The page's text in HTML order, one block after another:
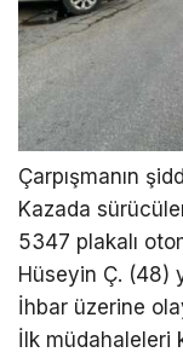
Çarpışmanın
Kazada
5347 plakalı
Hüseyin Ç. (48)
İhbar üzerine
İlk müdahaleleri